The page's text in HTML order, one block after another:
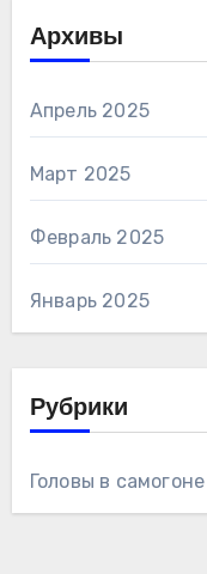
Архивы
Апрель 2025
Март 2025
Февраль 2025
Январь 2025
Рубрики
Головы в самогоне